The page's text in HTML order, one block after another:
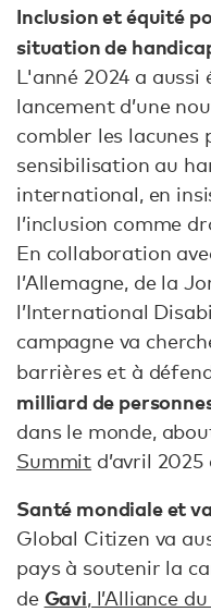
Inclusion et équité
situation de
L'anné 2024 a aussi
lancement d’une
combler les lacunes
sensibilisation au
international, en
l’inclusion comme
En collaboration
l’Allemagne, de la
l’International
campagne va
barrières et à
milliard de
dans le monde,
Summit d’avril
Santé mondiale et
Global Citizen va
pays à soutenir la
de Gavi, l’Alliance